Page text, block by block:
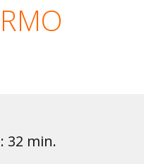
32 min.